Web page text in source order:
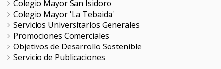
Colegio Mayor San Isidoro
Colegio Mayor 'La Tebaida'
Servicios Universitarios Generales
Promociones Comerciales
Objetivos de Desarrollo Sostenible
Servicio de Publicaciones